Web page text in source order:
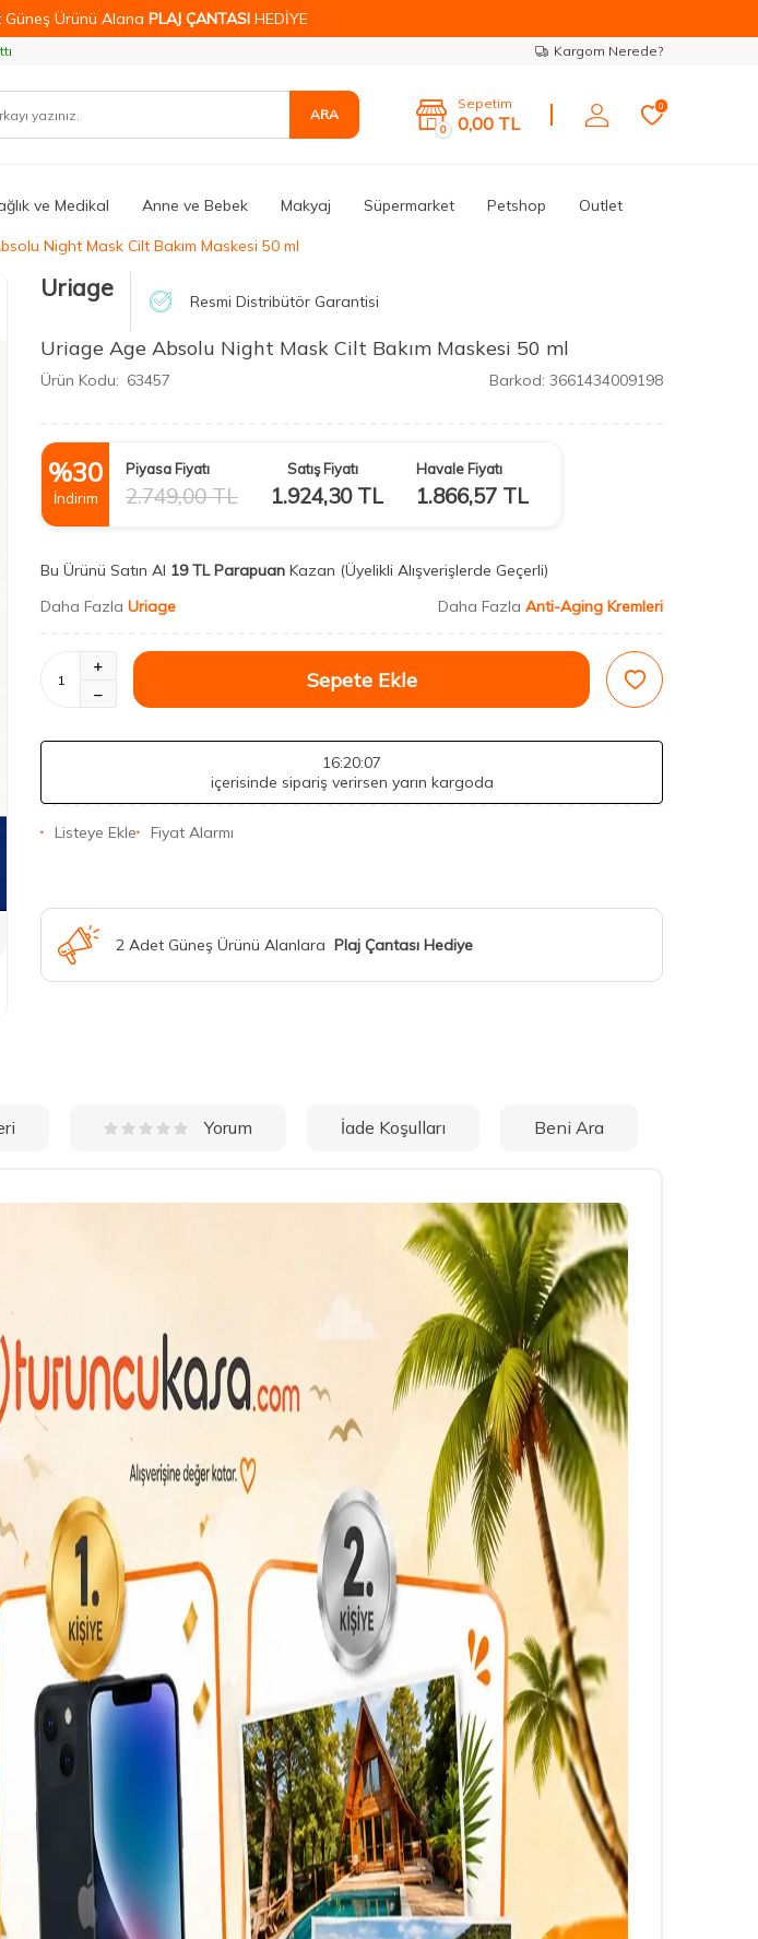
Ürünü Alana PLAJ ÇANTASI HEDİYE
Kargom Nerede?
ARA
0
Sepetim
0,00 TL
0
ve Medikal Anne ve Bebek Makyaj Süpermarket Petshop Outlet
Night Mask Cilt Bakım Maskesi 50 ml
Uriage Resmi Distribütör Garantisi
Uriage Age Absolu Night Mask Cilt Bakım Maskesi 50 ml
Ürün Kodu: 63457 Barkod: 3661434009198
%30
İndirim
Piyasa Fiyatı
2.749,00TL
Satış Fiyatı
1.924,30TL
Havale Fiyatı
1.866,57 TL
Bu Ürünü Satın Al 19 TL Parapuan Kazan (Üyelikli Alışverişlerde Geçerli)
Daha Fazla Uriage Daha Fazla Anti-Aging Kremleri
Sepete Ekle
16:20:05
içerisinde sipariş verirsen yarın kargoda
Listeye Ekle Fiyat Alarmı
2 Adet Güneş Ürünü Alanlara Plaj Çantası Hediye
Yorum İade Koşulları Beni Ara